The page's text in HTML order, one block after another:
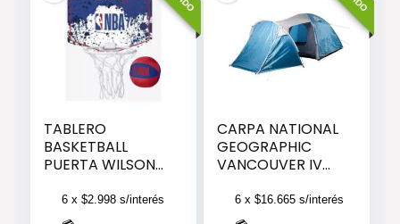
TABLERO
BASKETBALL
PUERTA WILSON
AZUL
6 x $2.998s/interés
CARPA NATIONAL
GEOGRAPHIC
VANCOUVER IV
PERSONAS
6 x $16.665s/interés